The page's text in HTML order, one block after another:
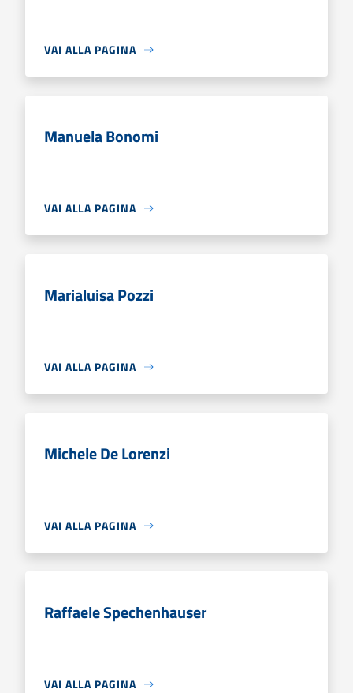
VAI ALLA PAGINA
Manuela Bonomi
VAI ALLA PAGINA
Marialuisa Pozzi
VAI ALLA PAGINA
Michele De Lorenzi
VAI ALLA PAGINA
Raffaele Spechenhauser
VAI ALLA PAGINA